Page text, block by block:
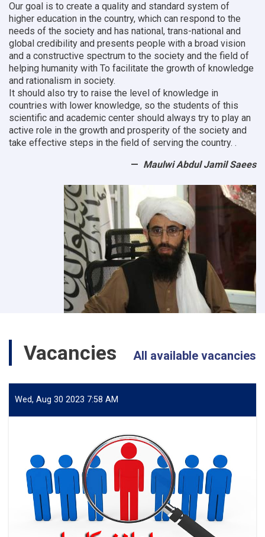
Our goal is to create a quality and standard system of
higher education in the country, which can respond to the
needs of the society and has national, trans-national and
global credibility and presents people with a broad vision
and a constructive spectrum to the society and the field of
helping humanity with To facilitate the growth of knowledge
and rationalism in society.
It should also try to raise the level of knowledge in
countries with lower knowledge, so the students of this
scientific and academic center should always try to play an
active role in the growth and prosperity of the society and
take effective steps in the field of serving the country. .
Maulwi Abdul Jamil Saees
Vacancies All available vacancies
Wed, Aug 30 2023 7:58 AM